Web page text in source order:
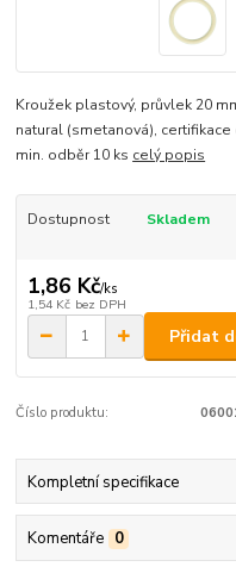
Kroužek plastový, průvlek 20
natural (smetanová), certifikace
min. odběr 10 ks celý popis
Dostupnost Skladem
1,86 Kč/ks
1,54 Kč bez DPH
Přidat
Číslo produktu:
Kompletní specifikace
Komentáře 0